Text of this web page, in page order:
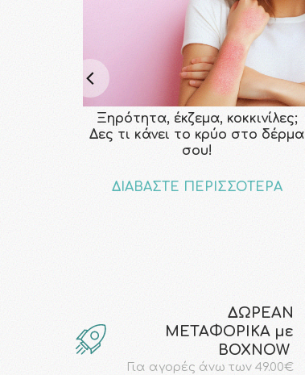
Ξηρότητα, έκζεμα, κοκκινίλες;
Δες τι κάνει το κρύο στο δέρμα
σου!
ΔΙΑΒΑΣΤΕ ΠΕΡΙΣΣΟΤΕΡΑ
ΔΩΡΕΑΝ
ΜΕΤΑΦΟΡΙΚΑ με
ΒΟΧΝΟW
Για αγορές άνω των 49.00€